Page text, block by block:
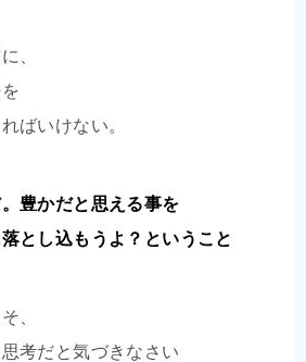
、
ばいけない。
豊かだと思える事を
とし込もうよ？ということ
、
考だと気づきなさい